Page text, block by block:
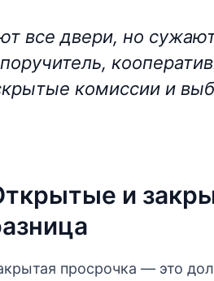
все двери, но
комиссии и
и
просрочка — это